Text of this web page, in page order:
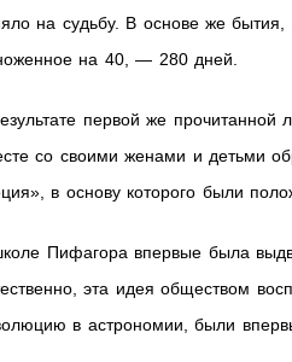
на судьбу. В основе же бытия,
на 40, — 280 дней.
первой же
со своими женами и детьми
в основу которого были
Пифагора впервые была
эта идея обществом
в астрономии, были